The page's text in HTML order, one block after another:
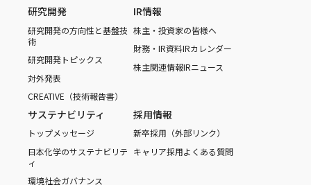
研究開発
研究開発の方向性と基盤技
術
研究開発トピックス
対外発表
CREATIVE（技術報告書）
IR情報
株主・投資家の皆様へ
財務・IR資料IRカレンダー
株主関連情報IRニュース
サステナビリティ
トップメッセージ
日本化学のサステナビリテ
ィ
環境社会ガバナンス
採用情報
新卒採用（外部リンク）
キャリア採用よくある質問